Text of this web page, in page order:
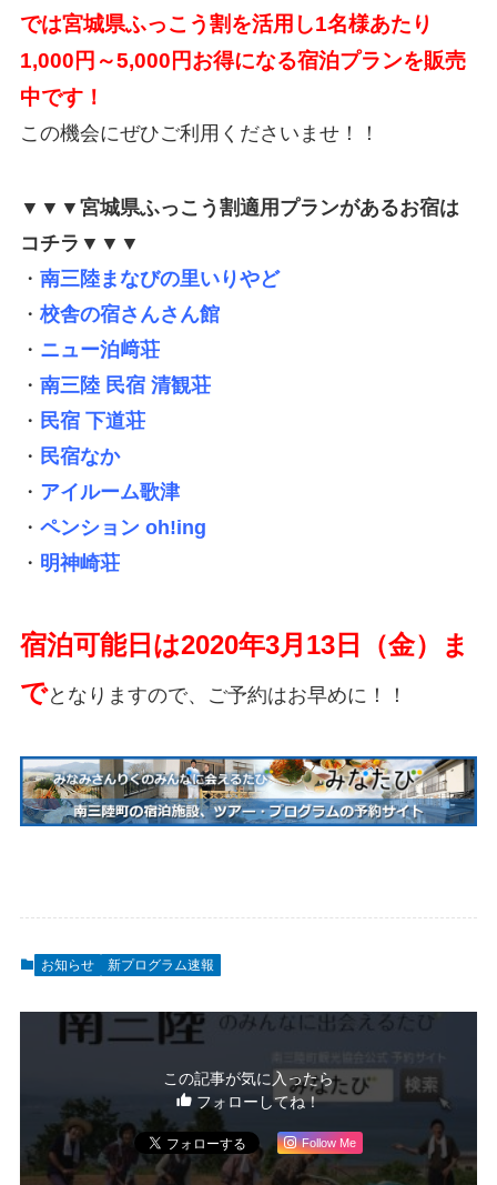
では宮城県ふっこう割を活用し1名様あたり
1,000円～5,000円お得になる宿泊プランを販売
中です！
この機会にぜひご利用くださいませ！！
▼▼▼宮城県ふっこう割適用プランがあるお宿は
コチラ▼▼▼
・ 南三陸まなびの里いりやど
・ 校舎の宿さんさん館
・ ニュー泊﨑荘
・ 南三陸 民宿 清観荘
・ 民宿 下道荘
・ 民宿なか
・ アイルーム歌津
・ ペンション oh!ing
・ 明神崎荘
宿泊可能日は2020年3月13日（金）ま
でとなりますので、ご予約はお早めに！！
お知らせ 新プログラム速報
この記事が気に入ったら
フォローしてね！
Follow Me